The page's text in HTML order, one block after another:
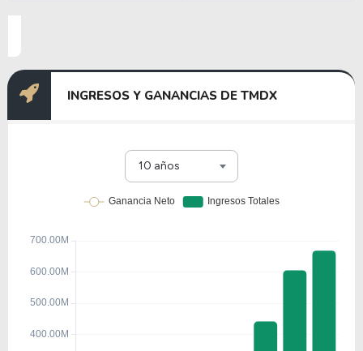
INGRESOS Y GANANCIAS DE TMDX
10 años